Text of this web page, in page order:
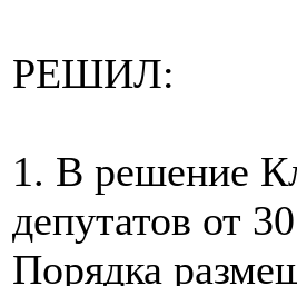
РЕШИЛ:
1. В решение
депутатов от
Порядка